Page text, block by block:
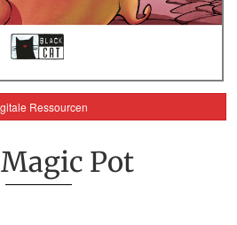
Ressourcen
Pot